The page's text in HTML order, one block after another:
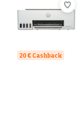
20 € Cashback
Bewertet mit 8,3 von